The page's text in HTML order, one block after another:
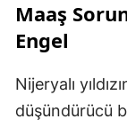
Maaş
Engel
Nijeryalı
düşündürücü